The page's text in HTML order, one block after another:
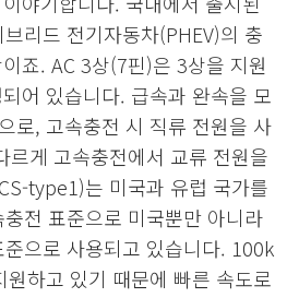
리드 전기자동차(PHEV)의 충
죠. AC 3상(7핀)은 3상을 지원
어 있습니다. 급속과 완속을 모
로, 고속충전 시 직류 전원을 사
르게 고속충전에서 교류 전원을
type1)는 미국과 유럽 국가를
전 표준으로 미국뿐만 아니라
으로 사용되고 있습니다. 100k
하고 있기 때문에 빠른 속도로